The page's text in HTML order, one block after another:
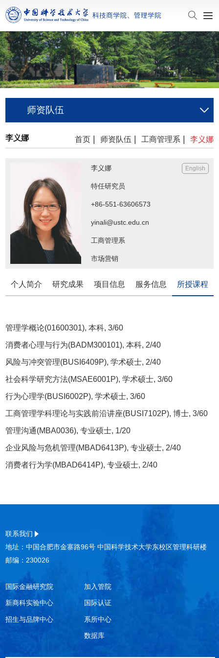
师资队伍
李义娜 首页 师资队伍 工商管理系 李义娜
李义娜
特任研究员
+86-551-63606573
yinali@ustc.edu.cn
工商管理系
市场营销
English
个人简介 研究成果 项目信息 服务信息 所授课程
管理学概论(01600301), 本科, 3/60
消费者心理与行为(BADM300101), 本科, 2/40
风险与冲突管理(BUSI6409P), 学术硕士, 2/40
社会科学研究方法(MSAE6001P), 学术硕士, 3/60
行为心理学(BUSI6002P), 学术硕士, 3/60
工商管理学科理论与实践前沿讲座(BUSI7102P), 博士, 3/60
管理沟通(MBA0036), 专业硕士, 1/20
企业风险与危机管理(MBAD6413P), 专业硕士, 2/40
消费者行为学(MBAD6414P), 专业硕士, 2/40
联系我们
地址：中国合肥市金寨路96号 中国科学技术大学东校区管理科研楼
邮编：230026
国际金融研究院
新商科实验中心
招生与品牌中心
加入管院
国际认证
系所中心
数据库